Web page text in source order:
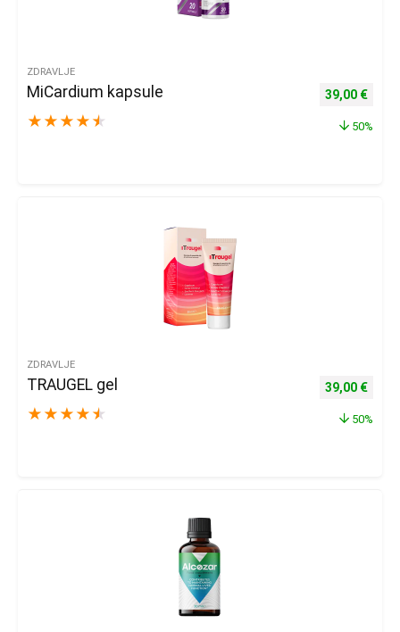
ZDRAVLJE
MiCardium kapsule
★ ★ ★ ★ ★
Izvorna
39,00 €
50%
ZDRAVLJE
TRAUGEL gel
★ ★ ★ ★ ★
Izvorna
39,00 €
50%